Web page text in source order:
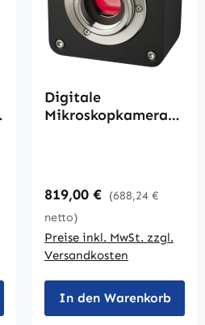
Digitale
Mikroskopkamera
Regulärer Preis:
819,00 € (688,24 €
netto)
Preise inkl. MwSt. zzgl.
Versandkosten
In den Warenkorb